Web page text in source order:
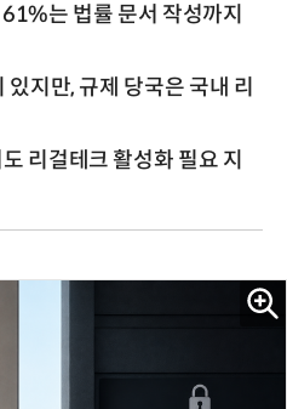
는 법률 문서 작성까지
지만, 규제 당국은 국내 리
리걸테크 활성화 필요 지